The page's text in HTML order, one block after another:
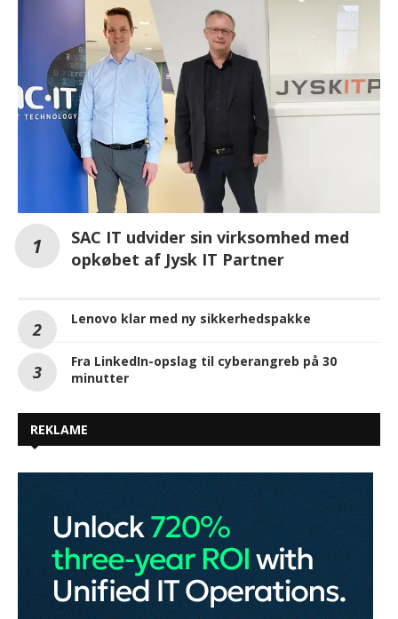
SAC IT udvider sin virksomhed med
opkøbet af Jysk IT Partner
Lenovo klar med ny sikkerhedspakke
Fra LinkedIn-opslag til cyberangreb på 30
minutter
REKLAME